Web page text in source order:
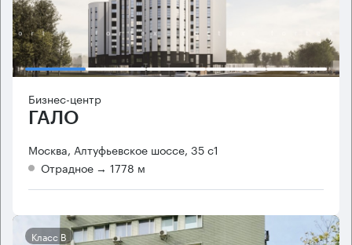
Бизнес-центр
ГАЛО
Москва, Алтуфьевское шоссе, 35 с1
Отрадное → 1778 м
Класс B